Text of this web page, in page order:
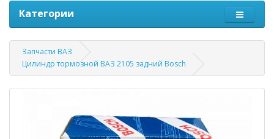
Категории
Запчасти ВАЗ
Цилиндр тормозной ВАЗ 2105 задний Bosch